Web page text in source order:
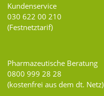
Kundenservice
030 622 00 210
(Festnetztarif)
Pharmazeutische Beratung
0800 999 28 28
(kostenfrei aus dem dt. Netz)